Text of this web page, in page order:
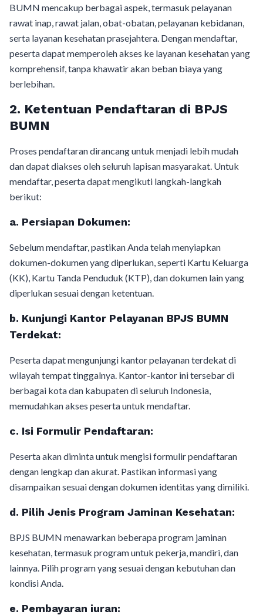
BUMN mencakup berbagai aspek, termasuk pelayanan
rawat inap, rawat jalan, obat-obatan, pelayanan kebidanan,
serta layanan kesehatan prasejahtera. Dengan mendaftar,
peserta dapat memperoleh akses ke layanan kesehatan yang
komprehensif, tanpa khawatir akan beban biaya yang
berlebihan.
2. Ketentuan Pendaftaran di BPJS
BUMN
Proses pendaftaran dirancang untuk menjadi lebih mudah
dan dapat diakses oleh seluruh lapisan masyarakat. Untuk
mendaftar, peserta dapat mengikuti langkah-langkah
berikut:
a. Persiapan Dokumen:
Sebelum mendaftar, pastikan Anda telah menyiapkan
dokumen-dokumen yang diperlukan, seperti Kartu Keluarga
(KK), Kartu Tanda Penduduk (KTP), dan dokumen lain yang
diperlukan sesuai dengan ketentuan.
b. Kunjungi Kantor Pelayanan BPJS BUMN
Terdekat:
Peserta dapat mengunjungi kantor pelayanan terdekat di
wilayah tempat tinggalnya. Kantor-kantor ini tersebar di
berbagai kota dan kabupaten di seluruh Indonesia,
memudahkan akses peserta untuk mendaftar.
c. Isi Formulir Pendaftaran:
Peserta akan diminta untuk mengisi formulir pendaftaran
dengan lengkap dan akurat. Pastikan informasi yang
disampaikan sesuai dengan dokumen identitas yang dimiliki.
d. Pilih Jenis Program Jaminan Kesehatan:
BPJS BUMN menawarkan beberapa program jaminan
kesehatan, termasuk program untuk pekerja, mandiri, dan
lainnya. Pilih program yang sesuai dengan kebutuhan dan
kondisi Anda.
e. Pembayaran iuran: